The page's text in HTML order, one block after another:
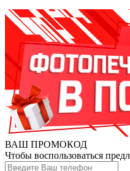
ВАШ ПРОМОКОД
Чтобы воспользоваться